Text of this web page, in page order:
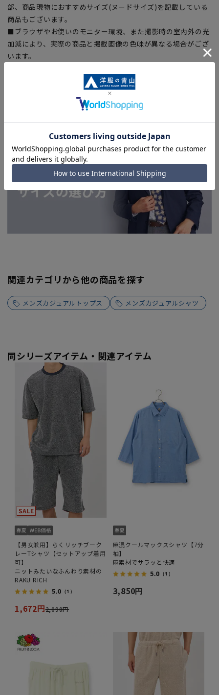
部、商品現物におすすめサイズ(ヌードサイズ)を記載している
商品もございます。
■ブラウザやお使いのモニター環境、また撮影時の室内外の光
加減により、実際の商品と掲載画像の色味が異なる場合がござ
います。
上、ご注文いただいたタイミングにより欠品が発生し、ご注文
を完了できない場合がございます。予めご了承ください。
■お急ぎ発送のご注文につきましても、ご注文のタイミングに
関連カテゴリから他の商品を探す
メンズカジュアルトップス メンズカジュアルシャツ
同シリーズアイテム・関連アイテム
【男女兼用】らくリッチブーク
レーTシャツ【セットアップ着用
可】
ニットみたいなふんわり素材の
RAKU RICH
5.0 （1）
1,672円2,090円
麻混クールマックスシャツ【7分
袖】
麻素材でサラッと快適
5.0 （1）
3,850円